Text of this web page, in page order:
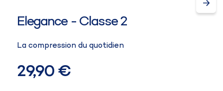
Elegance - Classe 2
La compression du quotidien
29,90 €